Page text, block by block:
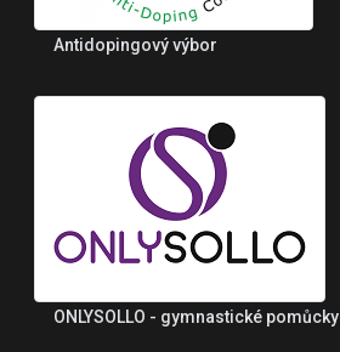
Antidopingový výbor
ONLYSOLLO - gymnastické pomůcky